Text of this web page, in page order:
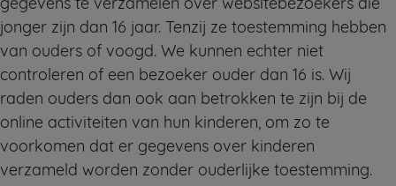
gegevens te verzamelen over websitebezoekers die
jonger zijn dan 16 jaar. Tenzij ze toestemming hebben
van ouders of voogd. We kunnen echter niet
controleren of een bezoeker ouder dan 16 is. Wij
raden ouders dan ook aan betrokken te zijn bij de
online activiteiten van hun kinderen, om zo te
voorkomen dat er gegevens over kinderen
verzameld worden zonder ouderlijke toestemming.